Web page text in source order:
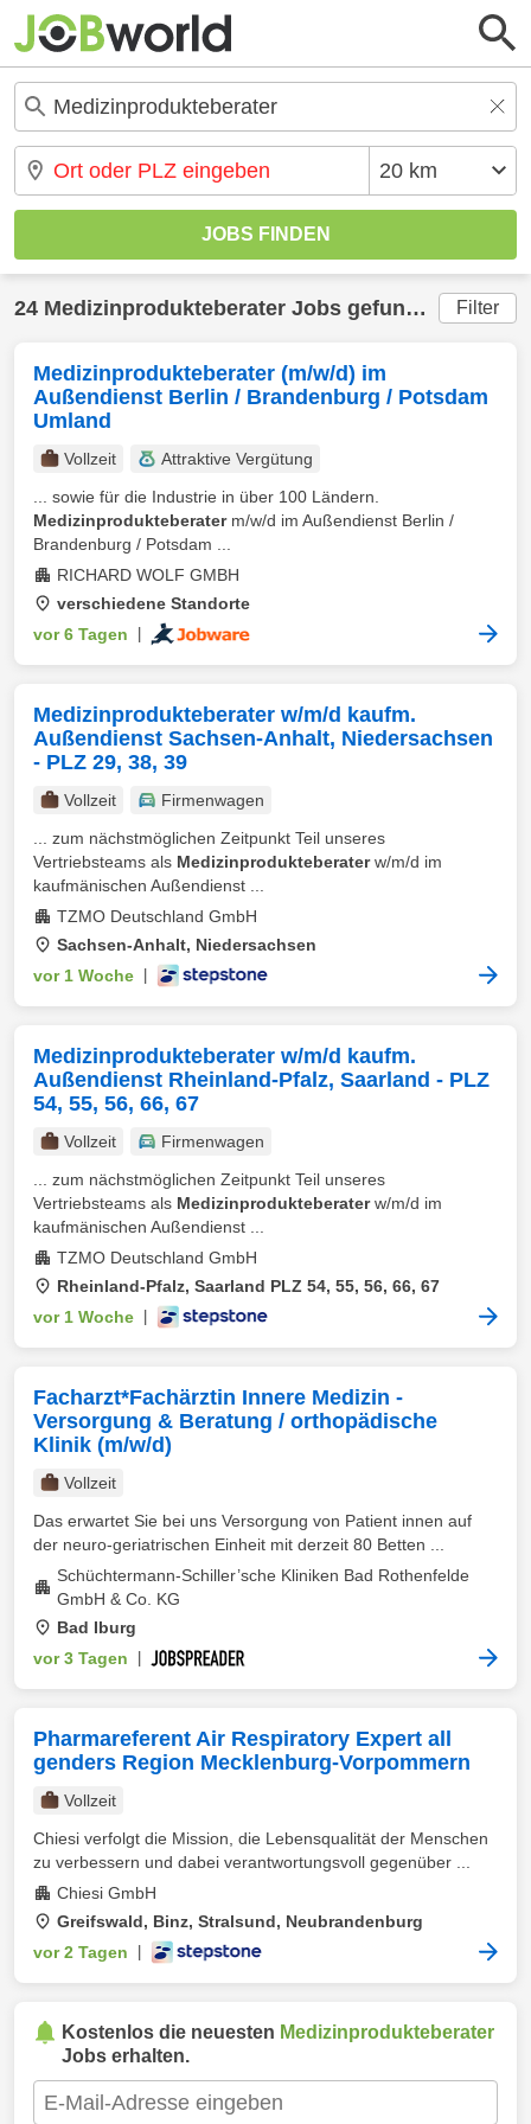
24 Medizinprodukteberater Jobs gefunden Filter
Medizinprodukteberater (m/w/d) im
Außendienst Berlin / Brandenburg / Potsdam
Umland
Vollzeit
Attraktive Vergütung
... sowie für die Industrie in über 100 Ländern.
Medizinprodukteberaterm/w/d im Außendienst Berlin /
Brandenburg / Potsdam ...
RICHARD WOLF GMBH
verschiedene Standorte
vor 6 Tagen
Medizinprodukteberater w/m/d kaufm.
Außendienst Sachsen-Anhalt, Niedersachsen
- PLZ 29, 38, 39
Vollzeit
Firmenwagen
... zum nächstmöglichen Zeitpunkt Teil unseres
Vertriebsteams als Medizinprodukteberaterw/m/d im
kaufmänischen Außendienst ...
TZMO Deutschland GmbH
Sachsen-Anhalt, Niedersachsen
vor 1 Woche
Medizinprodukteberater w/m/d kaufm.
Außendienst Rheinland-Pfalz, Saarland - PLZ
54, 55, 56, 66, 67
Vollzeit
Firmenwagen
... zum nächstmöglichen Zeitpunkt Teil unseres
Vertriebsteams als Medizinprodukteberaterw/m/d im
kaufmänischen Außendienst ...
TZMO Deutschland GmbH
Rheinland-Pfalz, Saarland PLZ 54, 55, 56, 66, 67
vor 1 Woche
Facharzt*Fachärztin Innere Medizin -
Versorgung & Beratung / orthopädische
Klinik (m/w/d)
Vollzeit
Das erwartet Sie bei uns Versorgung von Patient innen auf
der neuro-geriatrischen Einheit mit derzeit 80 Betten ...
Schüchtermann-Schiller’sche Kliniken Bad Rothenfelde
GmbH & Co. KG
Bad Iburg
vor 3 Tagen
Pharmareferent Air Respiratory Expert all
genders Region Mecklenburg-Vorpommern
Vollzeit
Chiesi verfolgt die Mission, die Lebensqualität der Menschen
zu verbessern und dabei verantwortungsvoll gegenüber ...
Chiesi GmbH
Greifswald, Binz, Stralsund, Neubrandenburg
vor 2 Tagen
Kostenlos die neuesten Medizinprodukteberater
Jobs erhalten.